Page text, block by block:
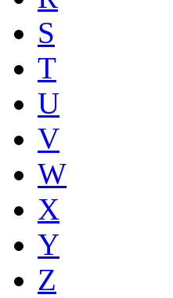
S
T
U
V
W
X
Y
Z